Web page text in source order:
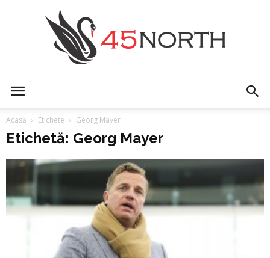
Acasă Etichete Georg Mayer
Etichetă: Georg Mayer